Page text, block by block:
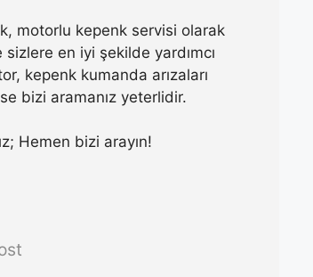
motorlu kepenk servisi olarak
en iyi şekilde yardımcı
kepenk kumanda arızaları
bizi aramanız yeterlidir.
Hemen bizi arayın!